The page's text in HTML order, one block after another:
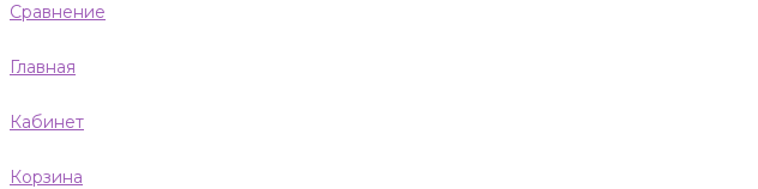
Сравнение
Главная
Кабинет
Корзина